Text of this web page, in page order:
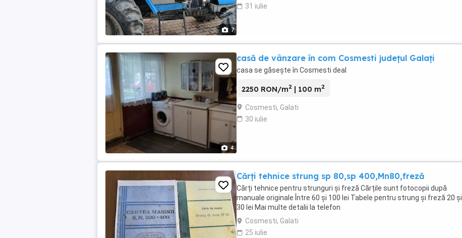
7
31 iulie
4
casă de vânzare în com Cosmesti județul Galați
casa se găsește în Cosmesti deal
2250 RON/m2 | 100 m2
Cosmesti, Galati
30 iulie
Cărți tehnice strung sp 80,sp 400,Mn80,freză
Cărți tehnice pentru strunguri și freză Cărțile sunt fotocopii după
manuale originale Între 60 și 100 lei Tabele pentru strung și freză 20 și
30 lei Mai multe detalii la telefon
Cosmesti, Galati
25 iulie